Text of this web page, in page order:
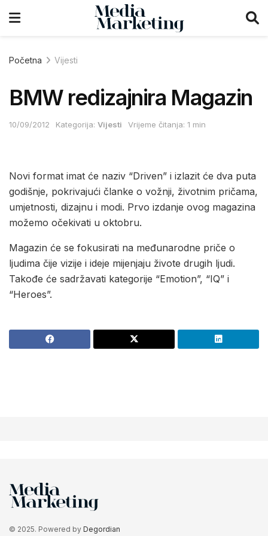
Početna Vijesti
BMW redizajnira Magazin
10/09/2012 Kategorija: Vijesti Vrijeme čitanja: 1 min
Novi format imat će naziv “Driven” i izlazit će dva puta
godišnje, pokrivajući članke o vožnji, životnim pričama,
umjetnosti, dizajnu i modi. Prvo izdanje ovog magazina
možemo očekivati u oktobru.
Magazin će se fokusirati na međunarodne priče o
ljudima čije vizije i ideje mijenjaju živote drugih ljudi.
Takođe će sadržavati kategorije “Emotion”, “IQ” i
“Heroes”.
© 2025. Powered by Degordian